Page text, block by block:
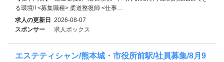
る環境!! <募集職種> 柔道整復師 <仕事…
求人の更新日 2026-08-07
スポンサー
求人ボックス
エステティシャン/熊本城・市役所前駅/社員募集/8月9